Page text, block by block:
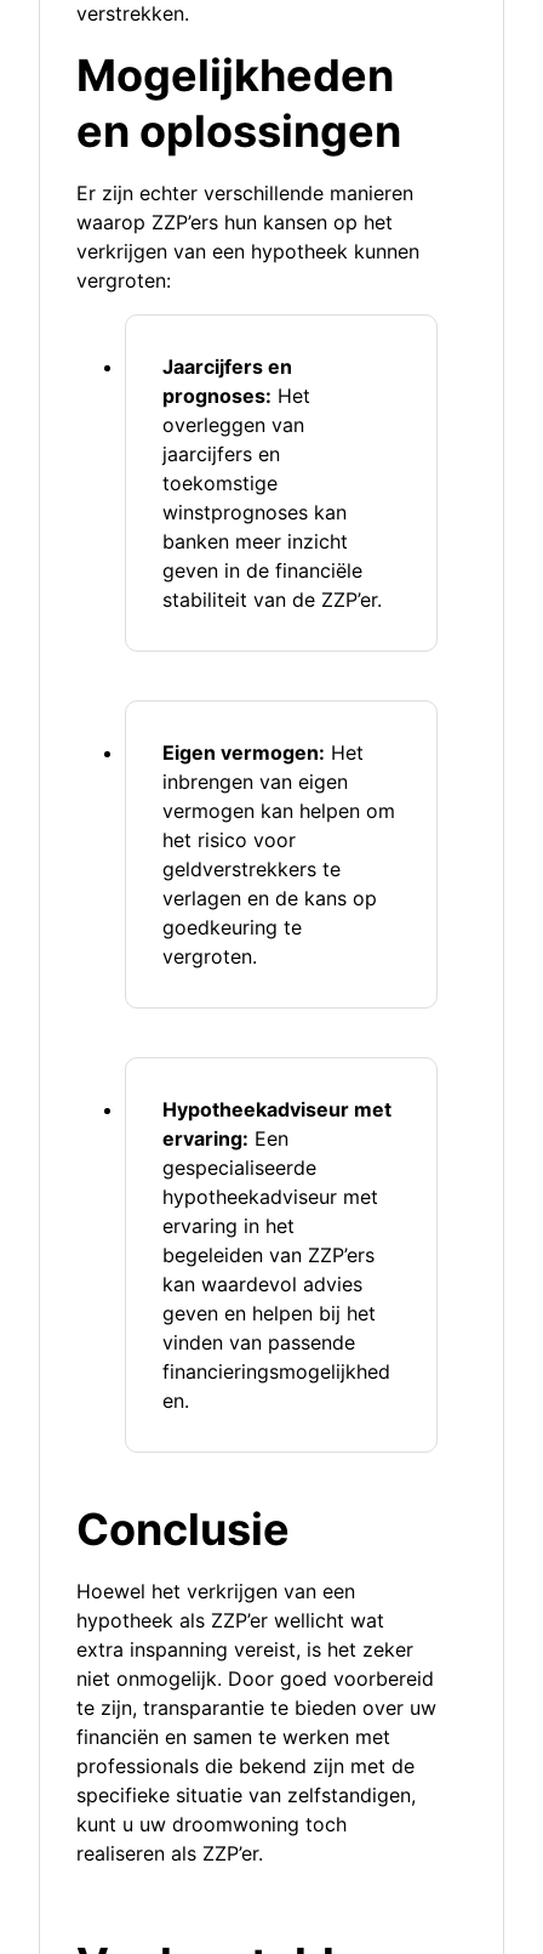
verstrekken.
Mogelijkheden
en oplossingen
Er zijn echter verschillende manieren
waarop ZZP’ers hun kansen op het
verkrijgen van een hypotheek kunnen
vergroten:
Jaarcijfers en
prognoses: Het
overleggen van
jaarcijfers en
toekomstige
winstprognoses kan
banken meer inzicht
geven in de financiële
stabiliteit van de ZZP’er.
Eigen vermogen: Het
inbrengen van eigen
vermogen kan helpen om
het risico voor
geldverstrekkers te
verlagen en de kans op
goedkeuring te
vergroten.
Hypotheekadviseur met
ervaring: Een
gespecialiseerde
hypotheekadviseur met
ervaring in het
begeleiden van ZZP’ers
kan waardevol advies
geven en helpen bij het
vinden van passende
financieringsmogelijkhed
en.
Conclusie
Hoewel het verkrijgen van een
hypotheek als ZZP’er wellicht wat
extra inspanning vereist, is het zeker
niet onmogelijk. Door goed voorbereid
te zijn, transparantie te bieden over uw
financiën en samen te werken met
professionals die bekend zijn met de
specifieke situatie van zelfstandigen,
kunt u uw droomwoning toch
realiseren als ZZP’er.